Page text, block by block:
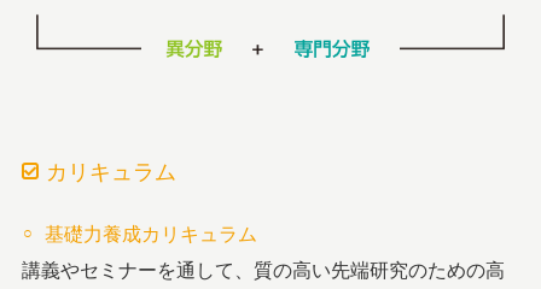
カリキュラム
基礎力養成カリキュラム
講義やセミナーを通して、質の高い先端研究のための高